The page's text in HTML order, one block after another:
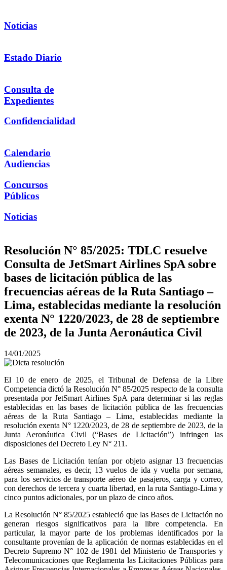
Noticias
Estado Diario
Consulta de
Expedientes
Confidencialidad
Calendario
Audiencias
Concursos
Públicos
Noticias
Resolución N° 85/2025: TDLC resuelve
Consulta de JetSmart Airlines SpA sobre
bases de licitación pública de las
frecuencias aéreas de la Ruta Santiago –
Lima, establecidas mediante la resolución
exenta N° 1220/2023, de 28 de septiembre
de 2023, de la Junta Aeronáutica Civil
14/01/2025
El 10 de enero de 2025, el Tribunal de Defensa de la Libre
Competencia dictó la Resolución N° 85/2025 respecto de la consulta
presentada por JetSmart Airlines SpA para determinar si las reglas
establecidas en las bases de licitación pública de las frecuencias
aéreas de la Ruta Santiago – Lima, establecidas mediante la
resolución exenta N° 1220/2023, de 28 de septiembre de 2023, de la
Junta Aeronáutica Civil (“Bases de Licitación”) infringen las
disposiciones del Decreto Ley N° 211.
Las Bases de Licitación tenían por objeto asignar 13 frecuencias
aéreas semanales, es decir, 13 vuelos de ida y vuelta por semana,
para los servicios de transporte aéreo de pasajeros, carga y correo,
con derechos de tercera y cuarta libertad, en la ruta Santiago-Lima y
cinco puntos adicionales, por un plazo de cinco años.
La Resolución N° 85/2025 estableció que las Bases de Licitación no
generan riesgos significativos para la libre competencia. En
particular, la mayor parte de los problemas identificados por la
consultante provenían de la aplicación de normas establecidas en el
Decreto Supremo N° 102 de 1981 del Ministerio de Transportes y
Telecomunicaciones que Reglamenta las Licitaciones Públicas para